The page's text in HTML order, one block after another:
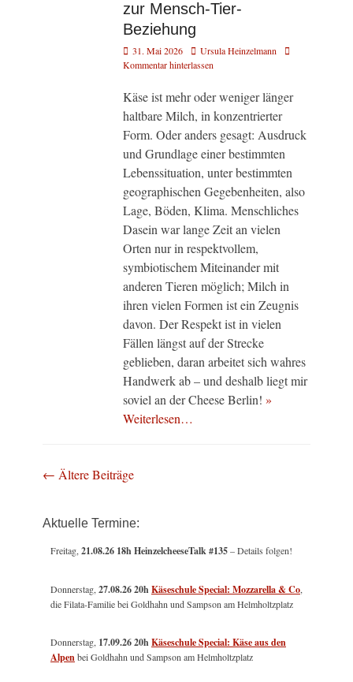
zur Mensch-Tier-
Beziehung
Veröffentlicht
am
31. Mai 2026 AutorUrsula Heinzelmann
Kommentar hinterlassen
Käse ist mehr oder weniger länger
haltbare Milch, in konzentrierter
Form. Oder anders gesagt: Ausdruck
und Grundlage einer bestimmten
Lebenssituation, unter bestimmten
geographischen Gegebenheiten, also
Lage, Böden, Klima. Menschliches
Dasein war lange Zeit an vielen
Orten nur in respektvollem,
symbiotischem Miteinander mit
anderen Tieren möglich; Milch in
ihren vielen Formen ist ein Zeugnis
davon. Der Respekt ist in vielen
Fällen längst auf der Strecke
geblieben, daran arbeitet sich wahres
Handwerk ab – und deshalb liegt mir
soviel an der Cheese Berlin! »
Weiterlesen…
Beitragsnavigation
← Ältere Beiträge
Aktuelle Termine:
Freitag, 21.08.26 18h HeinzelcheeseTalk #135– Details folgen!
Donnerstag, 27.08.26 20hKäseschule Special: Mozzarella & Co
die Filata-Familie bei Goldhahn und Sampson am Helmholtzplatz
Donnerstag, 17.09.26 20hKäseschule Special: Käse aus den
Alpenbei Goldhahn und Sampson am Helmholtzplatz